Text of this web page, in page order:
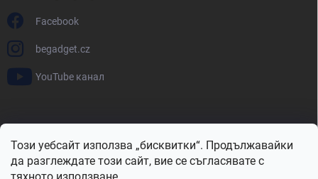
Този уебсайт използва „бисквитки“. Продължавайки
да разглеждате този сайт, вие се съгласявате с
Facebook
begadget.cz
YouTube канал
BeGadget.ro
BeGadget.pl BeGadget.hr BeGadget.si